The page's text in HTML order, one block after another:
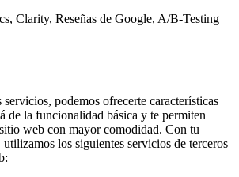
Clarity, Reseñas de Google, A/B-Testing
servicios, podemos ofrecerte características
de la funcionalidad básica y te permiten
web con mayor comodidad. Con tu
los siguientes servicios de terceros